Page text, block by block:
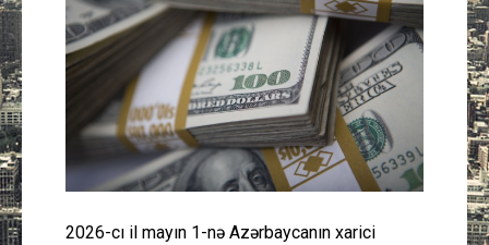
Mədəniyyət
Müsahibə
İdman
Layihə
Gündəm
2026-cı il mayın 1-nə Azərbaycanın xarici